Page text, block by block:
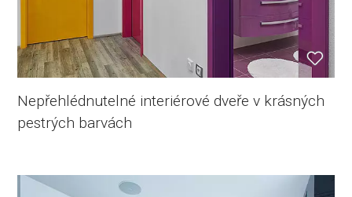
Nepřehlédnutelné interiérové dveře v krásných
pestrých barvách